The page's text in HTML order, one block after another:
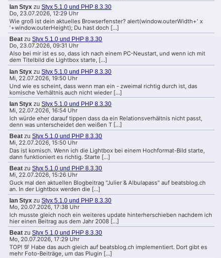
Ian Styx zuStyx 5.1.0 und PHP 8.3.30
Do, 23.07.2026, 12:29 Uhr
Wie groß ist dein aktuelles Browserfenster? alert(window.outerWidth+' x
'+window.outerHeight); Du hast doch […]
Beat zuStyx 5.1.0 und PHP 8.3.30
Do, 23.07.2026, 09:31 Uhr
Also bei mir ist es so, dass ich nach einem PC-Neustart, und wenn ich mit
dem Titelbild die Lightbox starte, […]
Ian Styx zuStyx 5.1.0 und PHP 8.3.30
Mi, 22.07.2026, 19:50 Uhr
Und wie es scheint, dass wenn man ein - zweimal richtig durch ist, das
komische Verhältnis auch nicht wieder […]
Ian Styx zuStyx 5.1.0 und PHP 8.3.30
Mi, 22.07.2026, 16:54 Uhr
Ich würde eher darauf tippen dass da ein Relationsverhältnis nicht passt,
denn was unterscheidet den weißen T […]
Beat zuStyx 5.1.0 und PHP 8.3.30
Mi, 22.07.2026, 15:50 Uhr
Das ist komisch. Wenn ich die Lightbox bei einem Hochformat-Bild starte,
dann funktioniert es richtig. Starte […]
Beat zuStyx 5.1.0 und PHP 8.3.30
Mi, 22.07.2026, 15:26 Uhr
Guck mal den aktuellen Blogbeitrag "Julier & Albulapass" auf beatsblog.ch
an. In der Lightbox werden die […]
Ian Styx zuStyx 5.1.0 und PHP 8.3.30
Mo, 20.07.2026, 17:38 Uhr
Ich musste gleich noch ein weiteres update hinterherschieben nachdem ich
hier einen Beitrag aus dem Jahr 2008 […]
Beat zuStyx 5.1.0 und PHP 8.3.30
Mo, 20.07.2026, 17:29 Uhr
TOP! 💯 Habe das auch gleich auf beatsblog.ch implementiert. Dort gibt es
mehr Foto-Beiträge, um das Plugin […]